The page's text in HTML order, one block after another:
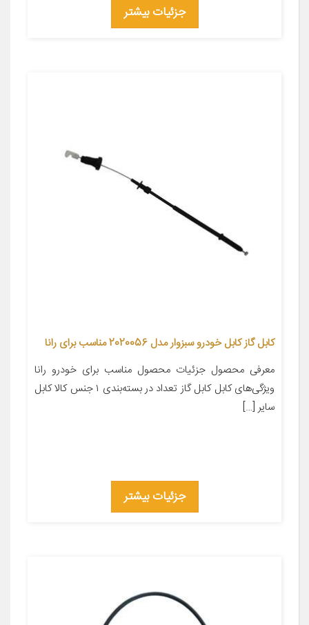
جزئیات بیشتر
کابل گاز کابل خودرو سبزوار مدل 2020056 مناسب برای رانا
معرفی محصول جزئیات محصول مناسب برای خودرو رانا
ویژگی‌های کابل کابل گاز تعداد در بسته‌بندی ۱ جنس کالا کابل
سایر […]
جزئیات بیشتر